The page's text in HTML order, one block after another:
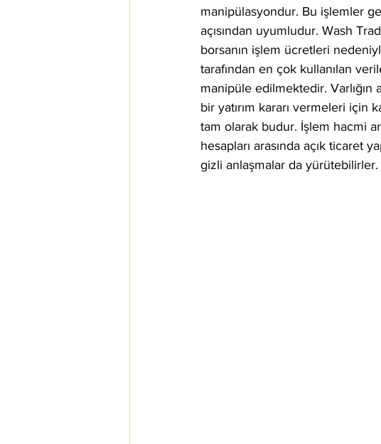
manipülasyondur. Bu işlemler
açısından uyumludur. Wash
borsanın işlem ücretleri
tarafından en çok kullanılan
manipüle edilmektedir. Varlığın
bir yatırım kararı vermeleri için
tam olarak budur. İşlem hacmi
hesapları arasında açık ticaret
gizli anlaşmalar da yürütebilirler.